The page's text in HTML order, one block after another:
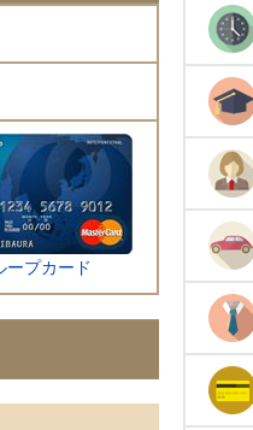
ープカード